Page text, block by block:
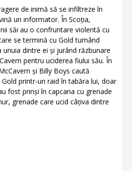
de inimă să se infiltreze în
un informator. În Scoția,
săi au o confruntare violentă cu
se termină cu Gold turnând
dintre ei și jurând răzbunare
pentru uciderea fiului său. În
și Billy Boys caută
printr-un raid în tabăra lui, doar
fost prinși în capcana cu grenade
grenade care ucid câțiva dintre